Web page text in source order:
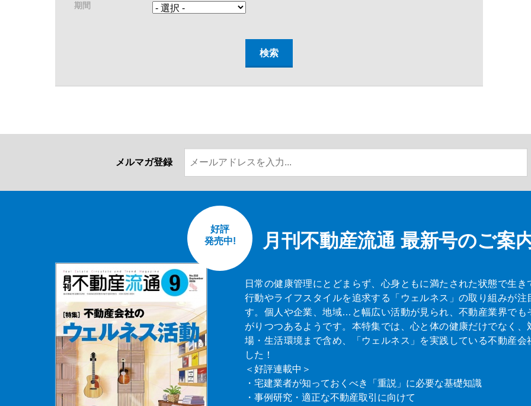
期間
メルマガ登録
月刊不動産流通 最新号のご案
好評
発売中!
日常の健康管理にとどまらず、心身ともに満たされた状態で生き
行動やライフスタイルを追求する「ウェルネス」の取り組みが注
す。個人や企業、地域…と幅広い活動が見られ、不動産業界でも
がりつつあるようです。本特集では、心と体の健康だけでなく、
場・生活環境まで含め、「ウェルネス」を実践している不動産会
した！
＜好評連載中＞
・宅建業者が知っておくべき「重説」に必要な基礎知識
・事例研究・適正な不動産取引に向けて